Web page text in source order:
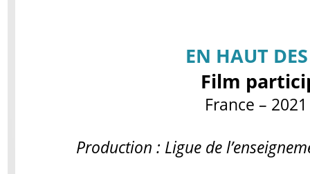
EN HAUT
Film
France – 2021
Production : Ligue de